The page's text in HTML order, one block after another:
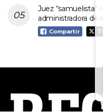
Juez “samuelista”
administradora de
Compartir